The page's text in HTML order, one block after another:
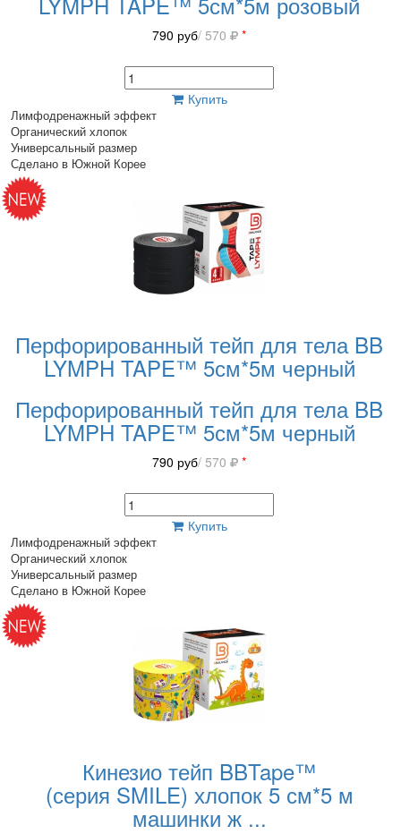
790 руб/ 570 *
Купить
Лимфодренажный эффект
Органический хлопок
Универсальный размер
Сделано в Южной Корее
Перфорированный тейп для тела BB
LYMPH TAPE™ 5см*5м черный
Перфорированный тейп для тела BB
LYMPH TAPE™ 5см*5м черный
790 руб/ 570 *
Купить
Лимфодренажный эффект
Органический хлопок
Универсальный размер
Сделано в Южной Корее
Кинезио тейп BBTape™
(серия SMILE) хлопок 5 см*5 м
машинки ж ...